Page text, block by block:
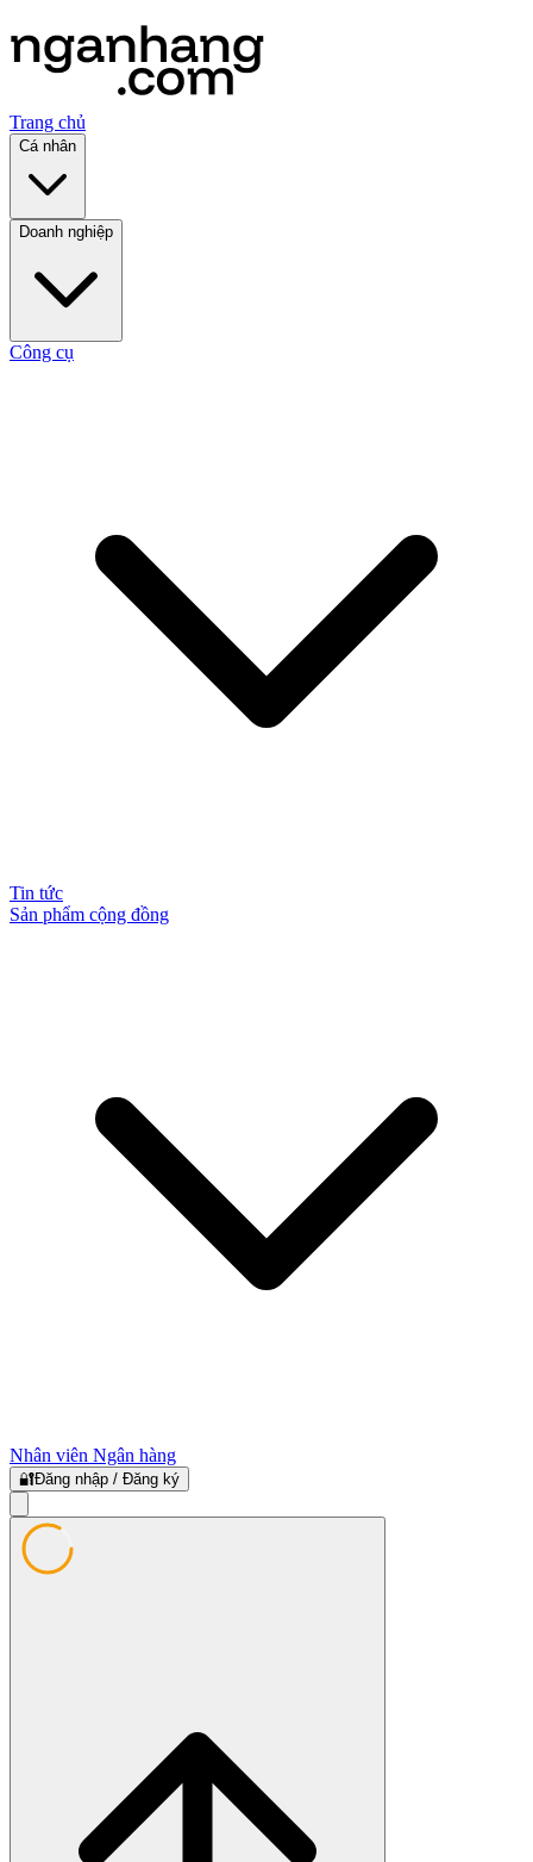
Trang chủ
Cá nhân
Doanh nghiệp
Công cụ
Tin tức
Sản phẩm cộng đồng
Nhân viên Ngân hàng
🔐Đăng nhập / Đăng ký